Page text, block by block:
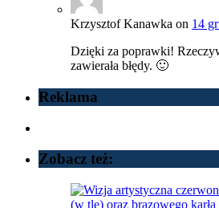
Krzysztof Kanawka on 14
Dzięki za poprawki!
zawierała błędy. 🙂
Reklama
Zobacz też: